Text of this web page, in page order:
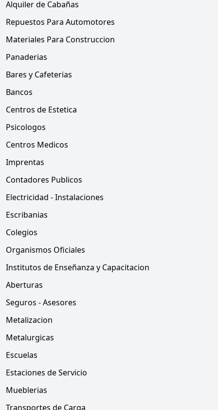
Alquiler de Cabañas
Repuestos Para Automotores
Materiales Para Construccion
Panaderias
Bares y Cafeterias
Bancos
Centros de Estetica
Psicologos
Centros Medicos
Imprentas
Contadores Publicos
Electricidad - Instalaciones
Escribanias
Colegios
Organismos Oficiales
Institutos de Enseñanza y Capacitacion
Aberturas
Seguros - Asesores
Metalizacion
Metalurgicas
Escuelas
Estaciones de Servicio
Mueblerias
Transportes de Carga